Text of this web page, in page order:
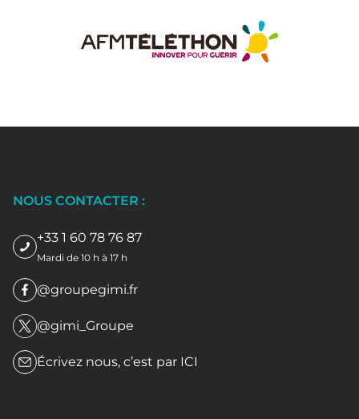
NOUS CONTACTER :
+33 1 60 78 76 87
Mardi de 10 h à 17 h
@groupegimi.fr
@gimi_Groupe
Écrivez nous, c’est par ICI